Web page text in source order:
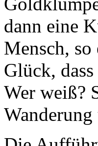
dann eine
Mensch,
Glück,
Wer weiß?